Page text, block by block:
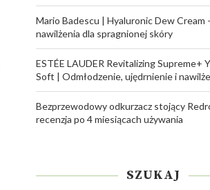
Mario Badescu | Hyaluronic Dew Cream
nawilżenia dla spragnionej skóry
ESTÉE LAUDER Revitalizing Supreme+
Soft | Odmłodzenie, ujędrnienie i
Bezprzewodowy odkurzacz stojący
recenzja po 4 miesiącach używania
SZUKAJ